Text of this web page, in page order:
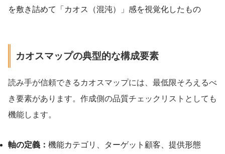
を敷き詰めて「カオス（混沌）」感を視覚化したもの
カオスマップの典型的な構成要素
読み手が信頼できるカオスマップには、最低限そろえるべ
き要素があります。作成側の品質チェックリストとしても
機能します。
軸の定義： 機能カテゴリ、ターゲット顧客、提供形態